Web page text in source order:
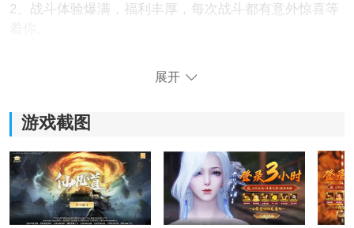
2、战斗体验爆满，福利丰厚，每次战斗都有意外惊喜等
4、挑战来自各个服务器的顶尖玩家，争夺最高荣誉。
展开
游戏截图